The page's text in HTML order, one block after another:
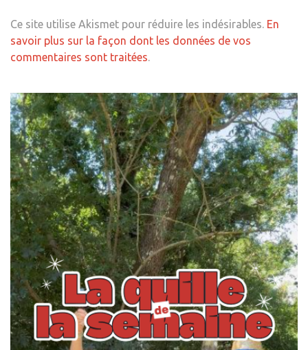
Ce site utilise Akismet pour réduire les indésirables. En
savoir plus sur la façon dont les données de vos
commentaires sont traitées.